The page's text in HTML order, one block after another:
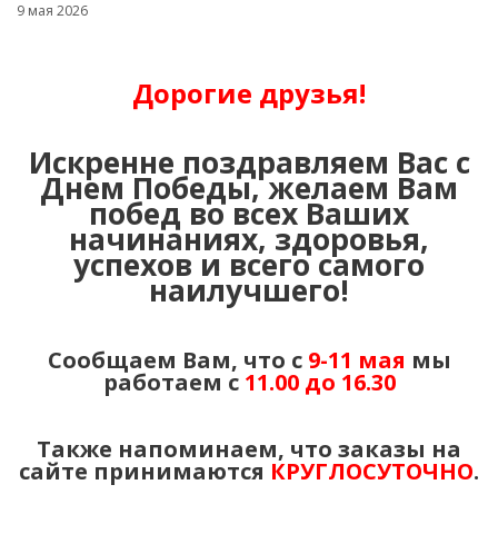
9 мая 2026
Дорогие друзья!
Искренне поздравляем Вас с
Днем Победы, желаем Вам
побед во всех Ваших
начинаниях, здоровья,
успехов и всего самого
наилучшего!
Сообщаем Вам, что с 9-11 мая мы
работаем с 11.00 до 16.30
Также напоминаем, что заказы на
сайте принимаются КРУГЛОСУТОЧНО.